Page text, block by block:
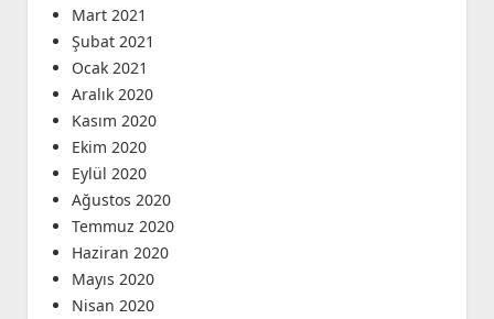
Mart 2021
Şubat 2021
Ocak 2021
Aralık 2020
Kasım 2020
Ekim 2020
Eylül 2020
Ağustos 2020
Temmuz 2020
Haziran 2020
Mayıs 2020
Nisan 2020